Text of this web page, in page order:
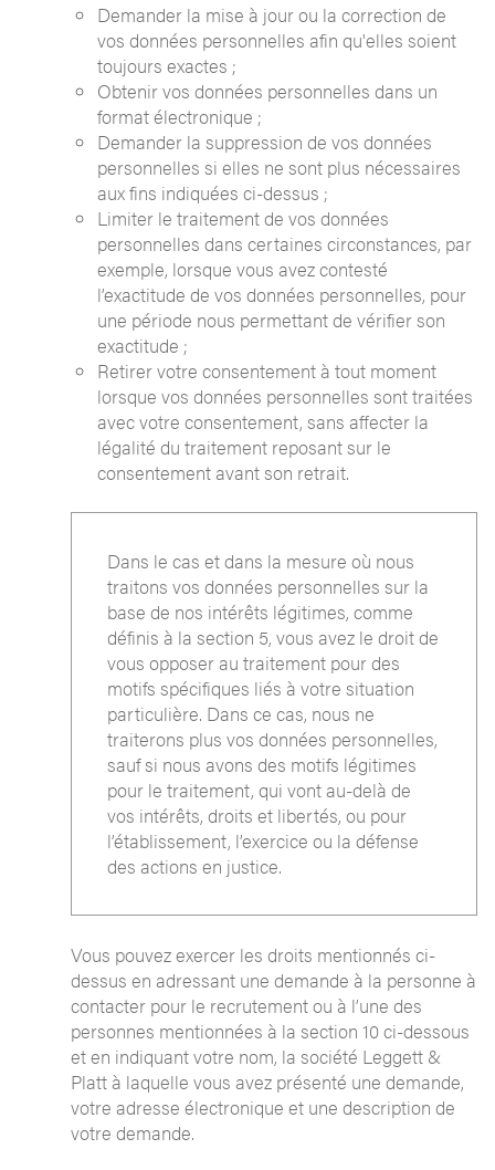
Demander la mise à jour ou la correction de
vos données personnelles afin qu'elles soient
toujours exactes ;
Obtenir vos données personnelles dans un
format électronique ;
Demander la suppression de vos données
personnelles si elles ne sont plus nécessaires
aux fins indiquées ci-dessus ;
Limiter le traitement de vos données
personnelles dans certaines circonstances, par
exemple, lorsque vous avez contesté
l’exactitude de vos données personnelles, pour
une période nous permettant de vérifier son
exactitude ;
Retirer votre consentement à tout moment
lorsque vos données personnelles sont traitées
avec votre consentement, sans affecter la
légalité du traitement reposant sur le
consentement avant son retrait.
Dans le cas et dans la mesure où nous
traitons vos données personnelles sur la
base de nos intérêts légitimes, comme
définis à la section 5, vous avez le droit de
vous opposer au traitement pour des
motifs spécifiques liés à votre situation
particulière. Dans ce cas, nous ne
traiterons plus vos données personnelles,
sauf si nous avons des motifs légitimes
pour le traitement, qui vont au-delà de
vos intérêts, droits et libertés, ou pour
l’établissement, l’exercice ou la défense
des actions en justice.
Vous pouvez exercer les droits mentionnés ci-
dessus en adressant une demande à la personne à
contacter pour le recrutement ou à l’une des
personnes mentionnées à la section 10 ci-dessous
et en indiquant votre nom, la société Leggett &
Platt à laquelle vous avez présenté une demande,
votre adresse électronique et une description de
votre demande.